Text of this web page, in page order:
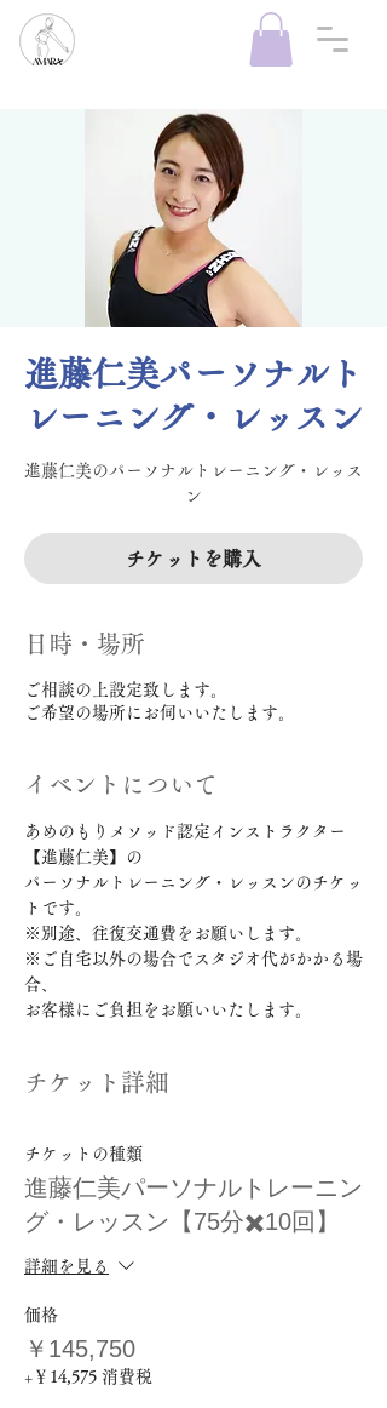
進藤仁美パーソナルト
レーニング・レッスン
進藤仁美のパーソナルトレーニング・レッス
ン
チケットを購入
日時・場所
ご相談の上設定致します。
ご希望の場所にお伺いいたします。
イベントについて
あめのもりメソッド認定インストラクター
【進藤仁美】の
パーソナルトレーニング・レッスンのチケッ
トです。
※別途、往復交通費をお願いします。
※ご自宅以外の場合でスタジオ代がかかる場
合、
お客様にご負担をお願いいたします。
チケット詳細
チケットの種類
進藤仁美パーソナルトレーニン
グ・レッスン【75分✖️10回】
詳細を見る
価格
￥145,750
+￥14,575 消費税